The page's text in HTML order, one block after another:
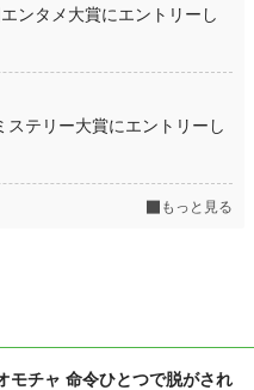
ンタメ大賞にエントリーし
ステリー大賞にエントリーし
もっと見る
モチャ 命令ひとつで脱がされ